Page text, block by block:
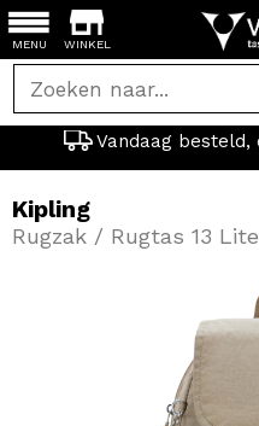
WINKEL
Vandaag besteld,
MENU
Kipling
Rugzak / Rugtas 13